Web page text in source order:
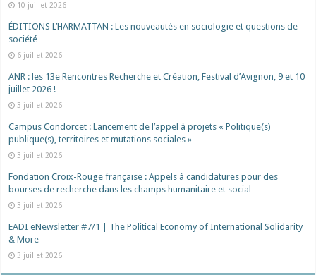
10 juillet 2026
ÉDITIONS L’HARMATTAN : Les nouveautés en sociologie et questions de
société
6 juillet 2026
ANR : les 13e Rencontres Recherche et Création, Festival d’Avignon, 9 et 10
juillet 2026 !
3 juillet 2026
Campus Condorcet : Lancement de l’appel à projets « Politique(s)
publique(s), territoires et mutations sociales »
3 juillet 2026
Fondation Croix-Rouge française : Appels à candidatures pour des
bourses de recherche dans les champs humanitaire et social
3 juillet 2026
EADI eNewsletter #7/1 | The Political Economy of International Solidarity
& More
3 juillet 2026